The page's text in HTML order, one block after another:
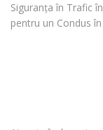
Siguranța în Trafic
pentru un Condus